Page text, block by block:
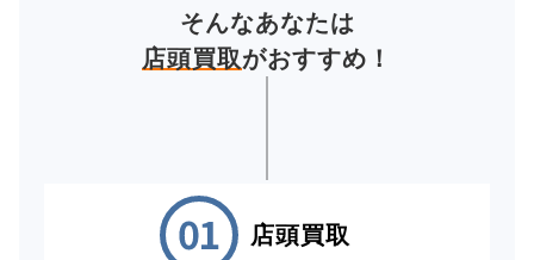
そんなあなたは
店頭買取がおすすめ！
店頭買取